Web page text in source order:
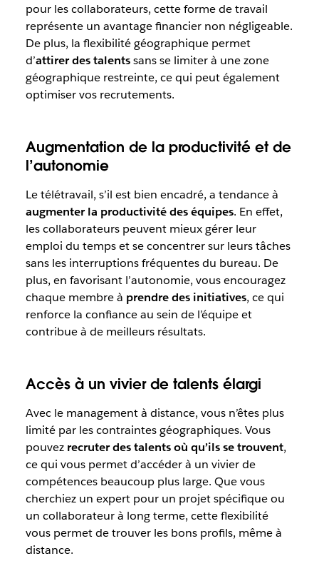
pour les collaborateurs, cette forme de travail
représente un avantage financier non négligeable.
De plus, la flexibilité géographique permet
d’attirer des talentssans se limiter à une zone
géographique restreinte, ce qui peut également
optimiser vos recrutements.
Augmentation de la productivité et de
l’autonomie
Le télétravail, s’il est bien encadré, a tendance à
augmenter la productivité des équipes. En effet,
les collaborateurs peuvent mieux gérer leur
emploi du temps et se concentrer sur leurs tâches
sans les interruptions fréquentes du bureau. De
plus, en favorisant l’autonomie, vous encouragez
chaque membre à prendre des initiatives, ce qui
renforce la confiance au sein de l’équipe et
contribue à de meilleurs résultats.
Accès à un vivier de talents élargi
Avec le management à distance, vous n’êtes plus
limité par les contraintes géographiques. Vous
pouvez recruter des talents où qu’ils se trouvent,
ce qui vous permet d’accéder à un vivier de
compétences beaucoup plus large. Que vous
cherchiez un expert pour un projet spécifique ou
un collaborateur à long terme, cette flexibilité
vous permet de trouver les bons profils, même à
distance.